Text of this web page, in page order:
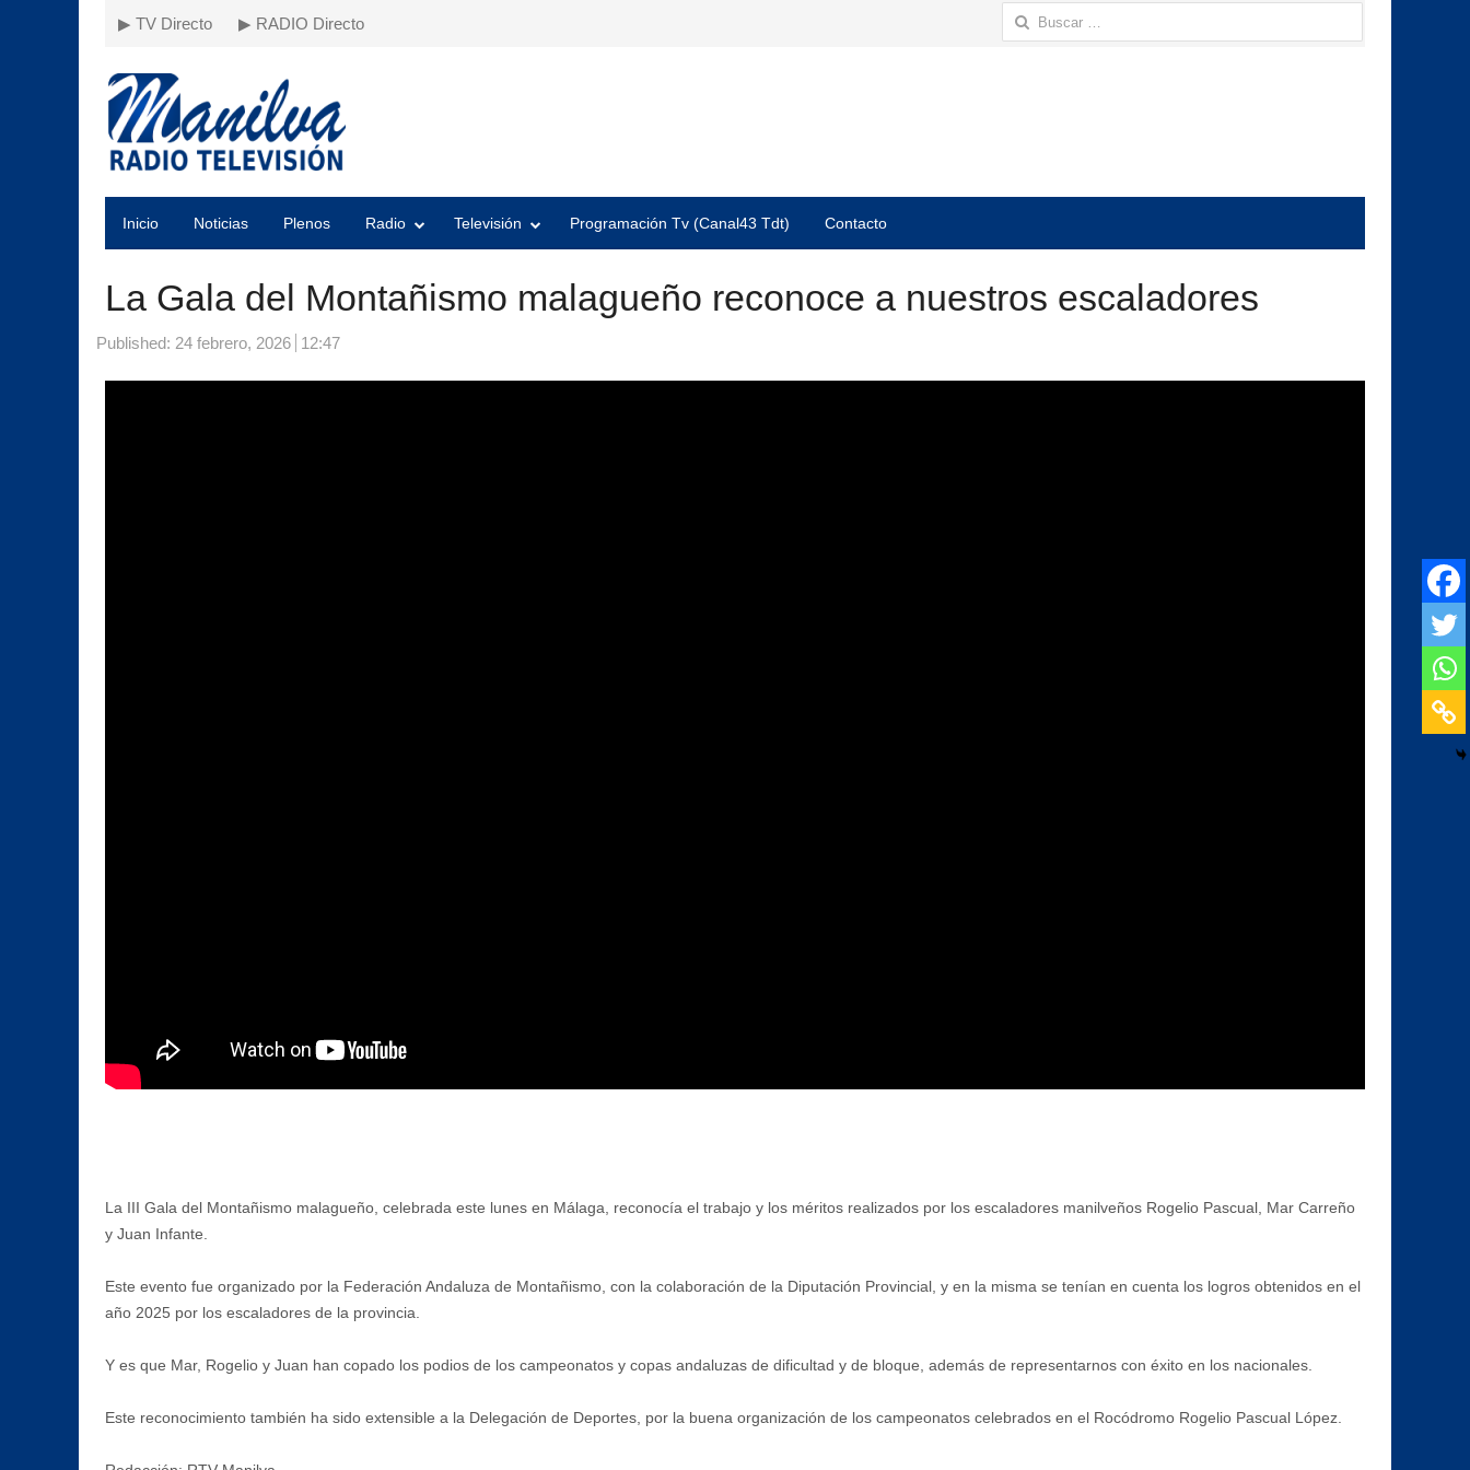
▶ TV Directo ▶ RADIO Directo Buscar:
Inicio Noticias Plenos Radio Televisión Programación Tv (Canal43 Tdt) Contacto
La Gala del Montañismo malagueño reconoce a nuestros escaladores
Published: 24 febrero, 2026 12:47
La III Gala del Montañismo malagueño, celebrada este lunes en Málaga, reconocía el trabajo y los méritos realizados por los escaladores manilveños Rogelio Pascual, Mar Carreño
y Juan Infante.
Este evento fue organizado por la Federación Andaluza de Montañismo, con la colaboración de la Diputación Provincial, y en la misma se tenían en cuenta los logros obtenidos en el
año 2025 por los escaladores de la provincia.
Y es que Mar, Rogelio y Juan han copado los podios de los campeonatos y copas andaluzas de dificultad y de bloque, además de representarnos con éxito en los nacionales.
Este reconocimiento también ha sido extensible a la Delegación de Deportes, por la buena organización de los campeonatos celebrados en el Rocódromo Rogelio Pascual López.